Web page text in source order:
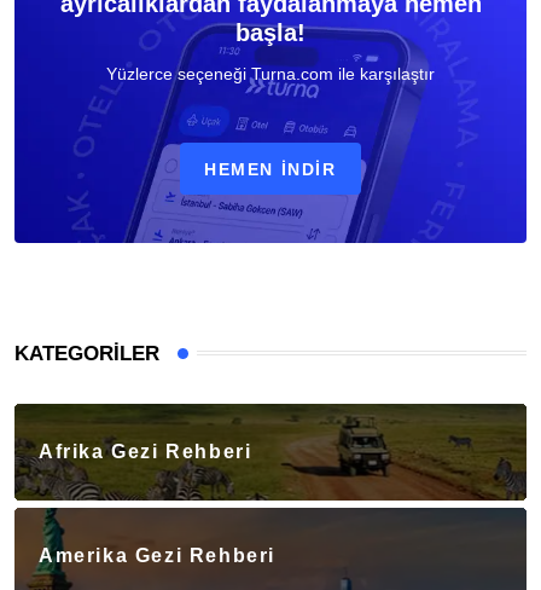
başla!
Yüzlerce seçeneği Turna.com ile karşılaştır
HEMEN İNDIR
KATEGORILER
Afrika Gezi Rehberi
Amerika Gezi Rehberi